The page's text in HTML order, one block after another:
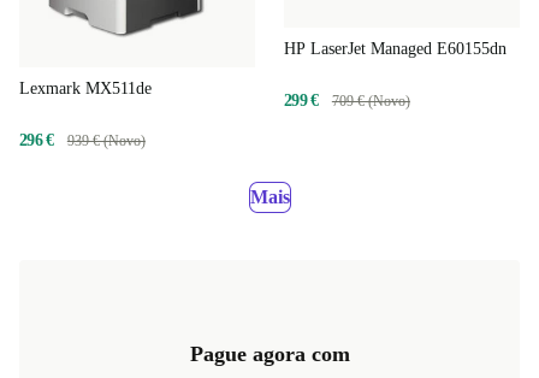
Lexmark MX511de
296 € 939 € (Novo)
HP LaserJet Managed E60155dn
299 € 709 € (Novo)
Mais
Pague agora com